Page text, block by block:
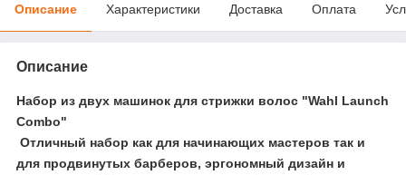
Описание Характеристики Доставка Оплата
Описание
Набор из двух машинок для стрижки волос "Wahl Launch
Combo"
Отличный набор как для начинающих мастеров так и
для продвинутых барберов, эргономный дизайн и